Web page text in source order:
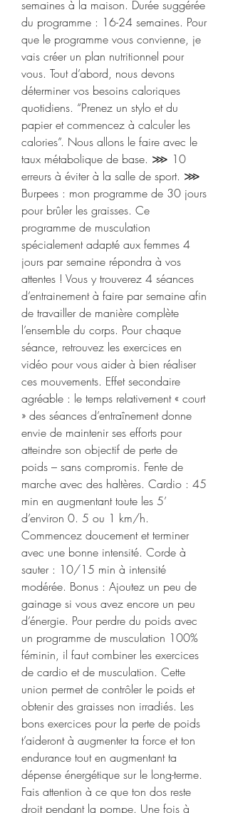
semaines à la maison. Durée suggérée
du programme : 16-24 semaines. Pour
que le programme vous convienne, je
vais créer un plan nutritionnel pour
vous. Tout d’abord, nous devons
déterminer vos besoins caloriques
quotidiens. “Prenez un stylo et du
papier et commencez à calculer les
calories”. Nous allons le faire avec le
taux métabolique de base. ⋙ 10
erreurs à éviter à la salle de sport. ⋙
Burpees : mon programme de 30 jours
pour brûler les graisses. Ce
programme de musculation
spécialement adapté aux femmes 4
jours par semaine répondra à vos
attentes ! Vous y trouverez 4 séances
d’entrainement à faire par semaine afin
de travailler de manière complète
l’ensemble du corps. Pour chaque
séance, retrouvez les exercices en
vidéo pour vous aider à bien réaliser
ces mouvements. Effet secondaire
agréable : le temps relativement « court
» des séances d’entraînement donne
envie de maintenir ses efforts pour
atteindre son objectif de perte de
poids – sans compromis. Fente de
marche avec des haltères. Cardio : 45
min en augmentant toute les 5’
d’environ 0. 5 ou 1 km/h.
Commencez doucement et terminer
avec une bonne intensité. Corde à
sauter : 10/15 min à intensité
modérée. Bonus : Ajoutez un peu de
gainage si vous avez encore un peu
d’énergie. Pour perdre du poids avec
un programme de musculation 100%
féminin, il faut combiner les exercices
de cardio et de musculation. Cette
union permet de contrôler le poids et
obtenir des graisses non irradiés. Les
bons exercices pour la perte de poids
t’aideront à augmenter ta force et ton
endurance tout en augmentant ta
dépense énergétique sur le long-terme.
Fais attention à ce que ton dos reste
droit pendant la pompe. Une fois à